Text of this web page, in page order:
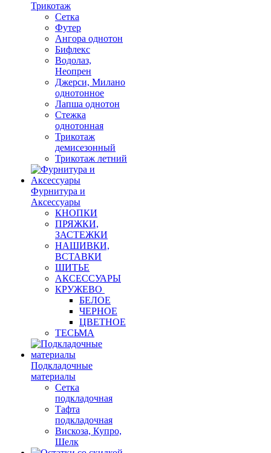
Трикотаж
Сетка
Футер
Ангора однотон
Бифлекс
Водолаз,
Неопрен
Джерси, Милано
однотонное
Лапша однотон
Стежка
однотонная
Трикотаж
демисезонный
Трикотаж летний
Фурнитура и
Аксессуары
КНОПКИ
ПРЯЖКИ,
ЗАСТЕЖКИ
НАШИВКИ,
ВСТАВКИ
ШИТЬЕ
АКСЕССУАРЫ
КРУЖЕВО
БЕЛОЕ
ЧЕРНОЕ
ЦВЕТНОЕ
ТЕСЬМА
Подкладочные
материалы
Сетка
подкладочная
Тафта
подкладочная
Вискоза, Купро,
Шелк